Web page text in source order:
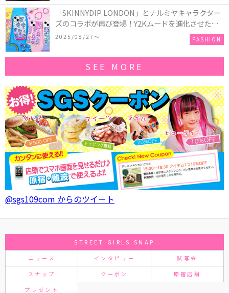
「SKINNYDIP LONDON」とナルミヤキャラクター
ズのコラボが再び登場！Y2Kムードを進化させた新
作コレクションを発売♪
2025/08/27〜 FASHION
SEE MORE
@sgs109com からのツイート
STREET GIRLS SNAP
ニュース インタビュー 試写会
スナップ クーポン 原宿店舗
プレゼント